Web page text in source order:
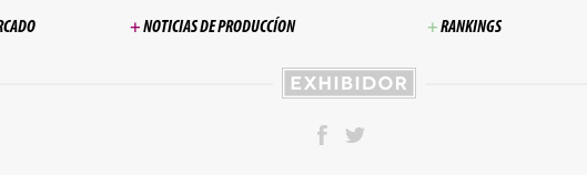
+NOTICIAS DE PRODUCCÍON +RANKINGS